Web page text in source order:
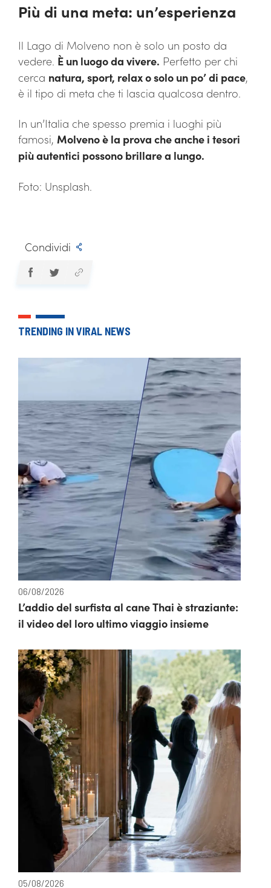
Più di una meta: un’esperienza
Il Lago di Molveno non è solo un posto da
vedere. È un luogo da vivere. Perfetto per chi
cerca natura, sport, relax o solo un po’ di pace,
è il tipo di meta che ti lascia qualcosa dentro.
In un’Italia che spesso premia i luoghi più
famosi, Molveno è la prova che anche i tesori
più autentici possono brillare a lungo.
Foto: Unsplash.
Condividi
TRENDING IN VIRAL NEWS
06/08/2026
L’addio del surfista al cane Thai è straziante:
il video del loro ultimo viaggio insieme
05/08/2026